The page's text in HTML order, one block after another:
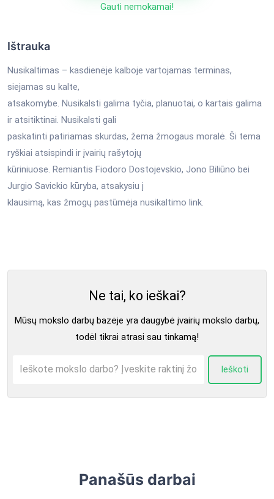
Gauti nemokamai!
Ištrauka
Nusikaltimas – kasdienėje kalboje vartojamas terminas,
siejamas su kalte,
atsakomybe. Nusikalsti galima tyčia, planuotai, o kartais galima
ir atsitiktinai. Nusikalsti gali
paskatinti patiriamas skurdas, žema žmogaus moralė. Ši tema
ryškiai atsispindi ir įvairių rašytojų
kūriniuose. Remiantis Fiodoro Dostojevskio, Jono Biliūno bei
Jurgio Savickio kūryba, atsakysiu į
klausimą, kas žmogų pastūmėja nusikaltimo link.
Ne tai, ko ieškai?
Mūsų mokslo darbų bazėje yra daugybė įvairių mokslo darbų,
todėl tikrai atrasi sau tinkamą!
Ieškoti
Panašūs darbai